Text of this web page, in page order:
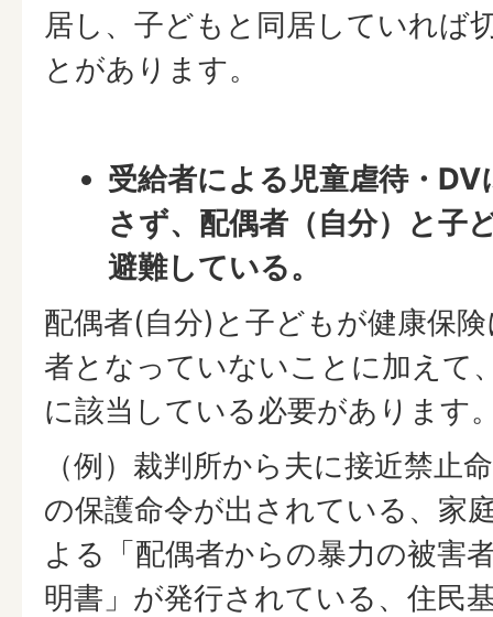
居し、子どもと同居していれば
とがあります。
受給者による児童虐待・
さず、配偶者（自分）と子
避難している。
配偶者(自分)と子どもが健康保
者となっていないことに加えて
に該当している必要があります
（例）裁判所から夫に接近禁止
の保護命令が出されている、家
よる「配偶者からの暴力の被害
明書」が発行されている、住民